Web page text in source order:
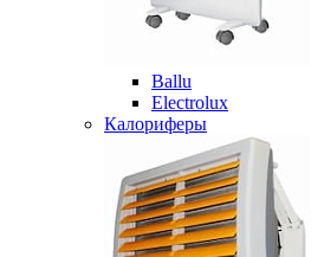
Ballu
Electrolux
Калориферы